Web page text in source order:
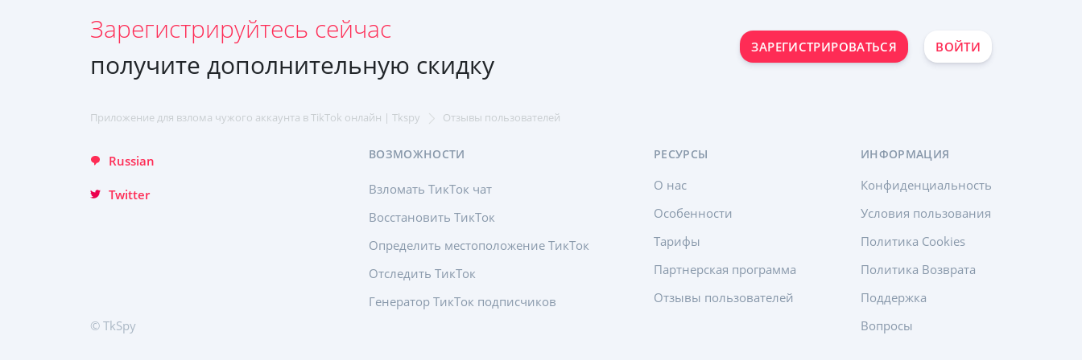
Зарегистрируйтесь сейчас
получите дополнительную скидку
ЗАРЕГИСТРИРОВАТЬСЯ ВОЙТИ
Приложение для взлома чужого аккаунта в TikTok онлайн | Tkspy Отзывы пользователей
Russian
ЗАРЕГИСТРИРУЙТЕСЬ МГНОВЕННО
English
Twitter
© TkSpy
ВОЗМОЖНОСТИ
Взломать ТикТок чат
Восстановить ТикТок
Определить местоположение ТикТок
Отследить ТикТок
Генератор ТикТок подписчиков
РЕСУРСЫ
О нас
Особенности
Тарифы
Партнерская программа
Отзывы пользователей
ИНФОРМАЦИЯ
Конфиденциальность
Условия пользования
Политика Cookies
Политика Возврата
Поддержка
Вопросы